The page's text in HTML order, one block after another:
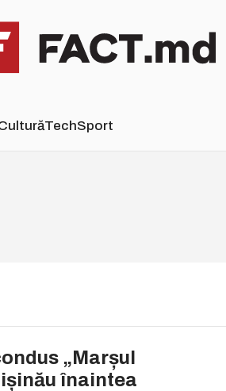
TechSport
„Marșul
înaintea